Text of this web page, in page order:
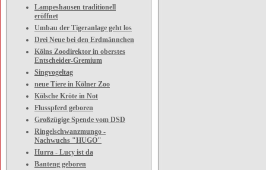
Lampeshausen traditionell
eröffnet
Umbau der Tigeranlage geht los
Drei Neue bei den Erdmännchen
Kölns Zoodirektor in oberstes
Entscheider-Gremium
Singvogeltag
neue Tiere in Kölner Zoo
Kölsche Kröte in Not
Flusspferd geboren
Großzügige Spende vom DSD
Ringelschwanzmungo -
Nachwuchs "HUGO"
Hurra - Lucy ist da
Banteng geboren